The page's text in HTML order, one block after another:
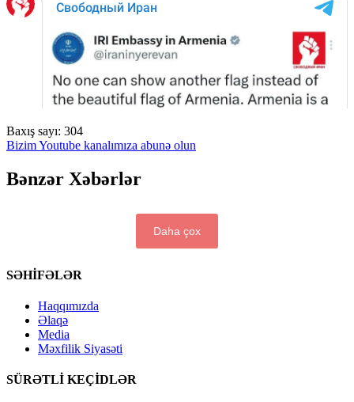
Baxış sayı: 304
Bizim Youtube kanalımıza abunə olun
Bənzər Xəbərlər
Daha çox
SƏHİFƏLƏR
Haqqımızda
Əlaqə
Media
Məxfilik Siyasəti
SÜRƏTLİ KEÇİDLƏR